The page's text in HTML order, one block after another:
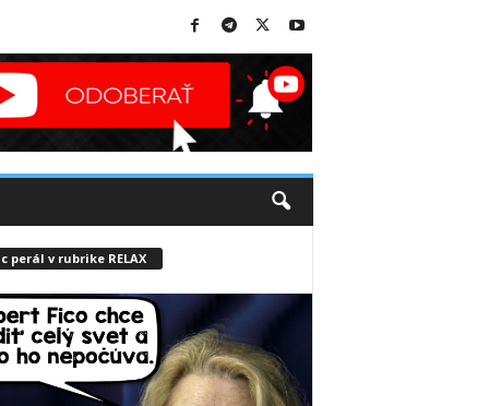
perál v rubrike RELAX